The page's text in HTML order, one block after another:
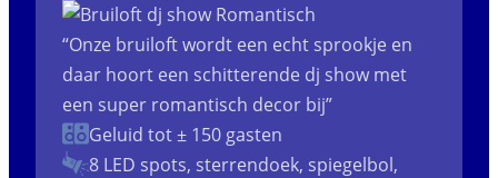
“Onze bruiloft wordt een echt sprookje en
daar hoort een schitterende dj show met
een super romantisch decor bij”
Geluid tot ± 150 gasten
8 LED spots, sterrendoek, spiegelbol,